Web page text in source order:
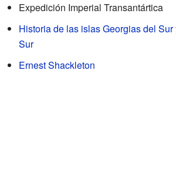
Expedición Imperial Transantártica
Historia de las islas Georgias del
Sur
Ernest Shackleton